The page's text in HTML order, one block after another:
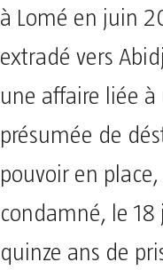
à Lomé en juin
extradé vers
une affaire liée
présumée de
pouvoir en
condamné, le 18
quinze ans de